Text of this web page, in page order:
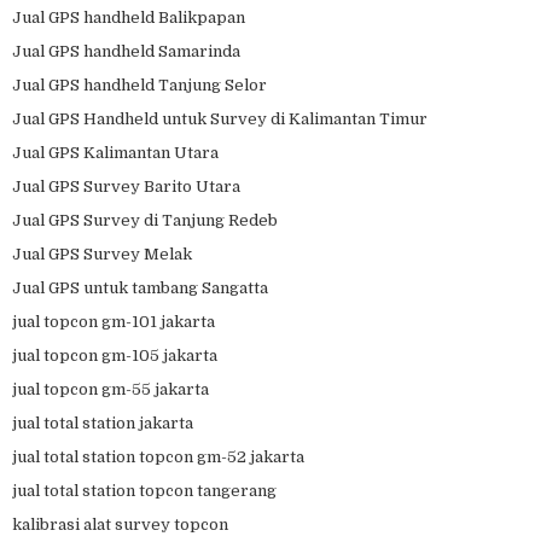
Jual GPS handheld Balikpapan
Jual GPS handheld Samarinda
Jual GPS handheld Tanjung Selor
Jual GPS Handheld untuk Survey di Kalimantan Timur
Jual GPS Kalimantan Utara
Jual GPS Survey Barito Utara
Jual GPS Survey di Tanjung Redeb
Jual GPS Survey Melak
Jual GPS untuk tambang Sangatta
jual topcon gm-101 jakarta
jual topcon gm-105 jakarta
jual topcon gm-55 jakarta
jual total station jakarta
jual total station topcon gm-52 jakarta
jual total station topcon tangerang
kalibrasi alat survey topcon